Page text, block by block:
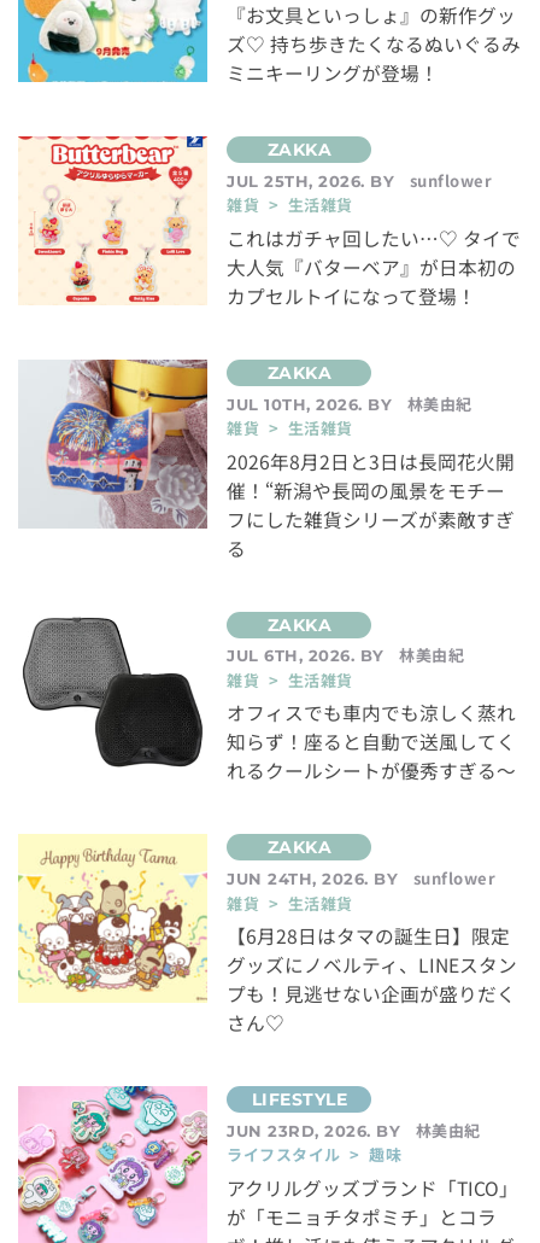
『お文具といっしょ』の新作グッ
ズ♡ 持ち歩きたくなるぬいぐるみ
ミニキーリングが登場！
JUL 25TH, 2026. BY
sunflower
雑貨 > 生活雑貨
これはガチャ回したい…♡ タイで
大人気『バターベア』が日本初の
カプセルトイになって登場！
JUL 10TH, 2026. BY
林美由紀
雑貨 > 生活雑貨
2026年8月2日と3日は長岡花火開
催！“新潟や長岡の風景をモチー
フにした雑貨シリーズが素敵すぎ
る
JUL 6TH, 2026. BY
林美由紀
雑貨 > 生活雑貨
オフィスでも車内でも涼しく蒸れ
知らず！座ると自動で送風してく
れるクールシートが優秀すぎる～
JUN 24TH, 2026. BY
sunflower
雑貨 > 生活雑貨
【6月28日はタマの誕生日】限定
グッズにノベルティ、LINEスタン
プも！見逃せない企画が盛りだく
さん♡
JUN 23RD, 2026. BY
林美由紀
ライフスタイル > 趣味
アクリルグッズブランド「TICO」
が「モニョチタポミチ」とコラ